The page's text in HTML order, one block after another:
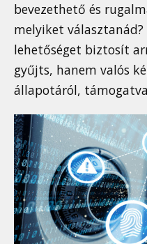
bevezethető és
melyiket
lehetőséget biztosít
gyűjts, hanem valós
állapotáról,